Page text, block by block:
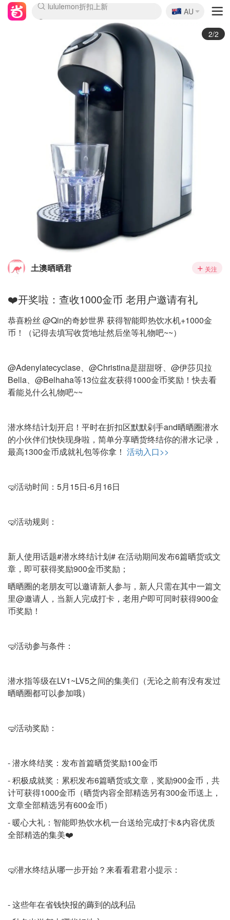
lululemon折扣上新
Sasa美妆护肤3.5折
SSENSE年中3折
FreshBeauty好价汇总
Cettire降价+叠9折
Farfetch折上8折
WWS Coles超市实拍
viagogo二手票捡漏
Myer清仓1折起
The Outnet奢牌1折起
David Jones 3折起
Flannels大牌1折
Perfumes Club护肤1折
AMIRO返校季6.2折
Oweek抽奖送Airpods
Amazon折扣汇总
eToro入金$200送$50
Amazon数码好物
ICONIC本周7.5折
ThedoubleF高奢地板价
Moose Knuckles 6折
EUFY官网3.7折起
Selenichast首饰2折
Trip机票酒店促销
YSL送5件彩妆礼
Amazon家居好物
BIGBANG巡演开票
David Jones时尚3折
Amazon美妆护肤
过敏原检测盒$33
伊索独家赠50ml沐浴露
SEALIFE海洋馆门票6折
丝塔芙大白罐$16
订阅Newsletter送香薰
Cult Beauty 6.8折
Harrods圣诞日历2.3折
LN-CC奢牌私促3折
d'Alba空姐喷雾$16
EVE LOM套装逆天2折
Bernardelli独家4折
Adore Beauty 6折起
Mytheresa奢品2.7折
Luxury Escapes 9折
Currentbody美容仪9折
MOON Garden Live
ALLSAINTS美衣3折
Roborock扫地机3.7折
Tingo Life水杯$24
Valentino官网5折
CR洗发护发6.3折
🇦🇺
AU
1/2
土澳晒晒君 关注
❤️开奖啦：查收1000金币 老用户邀请有礼
恭喜粉丝 @Qin的奇妙世界 获得智能即热饮水机+1000金
币！（记得去填写收货地址然后坐等礼物吧~~）
@Adenylatecyclase、@Christina是甜甜呀、@伊莎贝拉
Bella、@Belhaha等13位盆友获得1000金币奖励！快去看
看能兑什么礼物吧~~
潜水终结计划开启！平时在折扣区默默剁手and晒晒圈潜水
的小伙伴们快快现身啦，简单分享晒货终结你的潜水记录，
最高1300金币成就礼包等你拿！ 活动入口>>
🤿活动时间：5月15日-6月16日
🤿活动规则：
新人使用话题#潜水终结计划# 在活动期间发布6篇晒货或文
章，即可获得奖励900金币奖励；
晒晒圈的老朋友可以邀请新人参与，新人只需在其中一篇文
里@邀请人，当新人完成打卡，老用户即可同时获得900金
币奖励！
🤿活动参与条件：
潜水指等级在LV1~LV5之间的集美们（无论之前有没有发过
晒晒圈都可以参加哦）
🤿活动奖励：
- 潜水终结奖：发布首篇晒货奖励100金币
- 积极成就奖：累积发布6篇晒货或文章，奖励900金币，共
计可获得1000金币（晒货内容全部精选另有300金币送上，
文章全部精选另有600金币）
- 暖心大礼：智能即热饮水机一台送给完成打卡&内容优质
全部精选的集美❤️
🤿潜水终结从哪一步开始？来看看君君小提示：
- 这些年在省钱快报的薅到的战利品